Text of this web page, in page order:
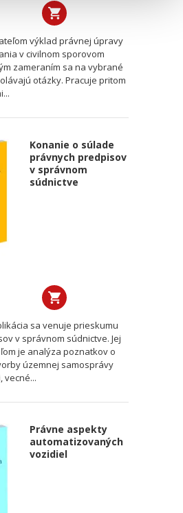
výklad právnej úpravy
v civilnom sporovom
zameraním sa na vybrané
otázky. Pracuje pritom
Konanie o súlade
právnych predpisov
v správnom
súdnictve
sa venuje prieskumu
v správnom súdnictve. Jej
je analýza poznatkov o
územnej samosprávy
vecné...
Právne aspekty
automatizovaných
vozidiel